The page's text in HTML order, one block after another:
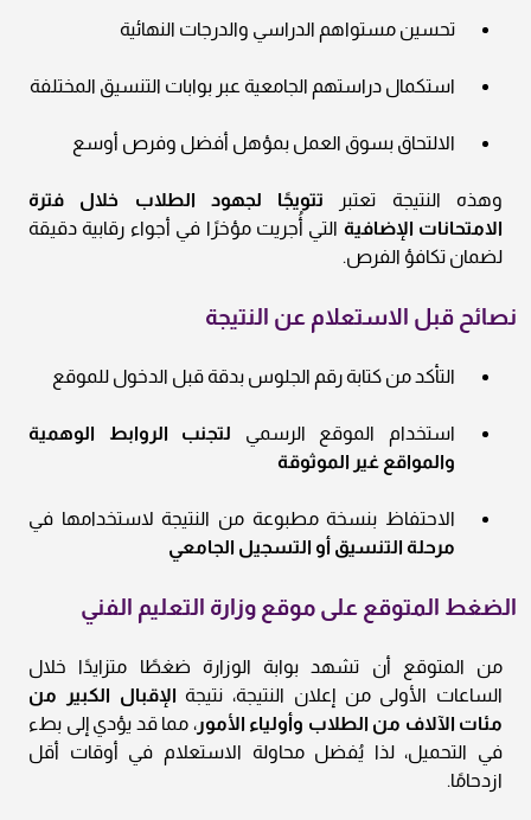
تحسين مستواهم الدراسي والدرجات النهائية
استكمال دراستهم الجامعية عبر بوابات التنسيق المختلفة
الالتحاق بسوق العمل بمؤهل أفضل وفرص أوسع
وهذه النتيجة تعتبر تتويجًا لجهود الطلاب خلال فترة
الامتحانات الإضافية التي أُجريت مؤخرًا في أجواء رقابية دقيقة
لضمان تكافؤ الفرص.
نصائح قبل الاستعلام عن النتيجة
التأكد من كتابة رقم الجلوس بدقة قبل الدخول للموقع
استخدام الموقع الرسمي لتجنب الروابط الوهمية
والمواقع غير الموثوقة
الاحتفاظ بنسخة مطبوعة من النتيجة لاستخدامها في
مرحلة التنسيق أو التسجيل الجامعي
الضغط المتوقع على موقع وزارة التعليم الفني
من المتوقع أن تشهد بوابة الوزارة ضغطًا متزايدًا خلال
الساعات الأولى من إعلان النتيجة، نتيجة الإقبال الكبير من
مئات الآلاف من الطلاب وأولياء الأمور، مما قد يؤدي إلى بطء
في التحميل، لذا يُفضل محاولة الاستعلام في أوقات أقل
ازدحامًا.